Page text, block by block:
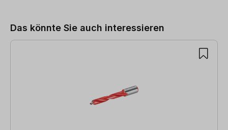
Das könnte Sie auch interessieren